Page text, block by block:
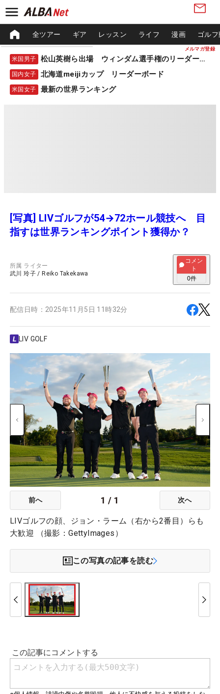
メルマガ登録
全ツアー ギア レッスン ライフ 漫画 ゴル
米国男子 松山英樹ら出場 ウィンダム選手権のリーダーボード
国内女子 北海道meijiカップ リーダーボード
米国女子 最新の世界ランキング
[写真] LIVゴルフが54→72ホール競技へ 目
指すは世界ランキングポイント獲得か？
所属 ライター
武川 玲子 / Reiko Takekawa
コメン
ト
0件
配信日時： 2025年11月5日 11時32分
LIV GOLF
前へ 1 / 1 次へ
LIVゴルフの顔、ジョン・ラーム（右から2番目）らも
大歓迎 （撮影：GettyImages）
この写真の記事を読む